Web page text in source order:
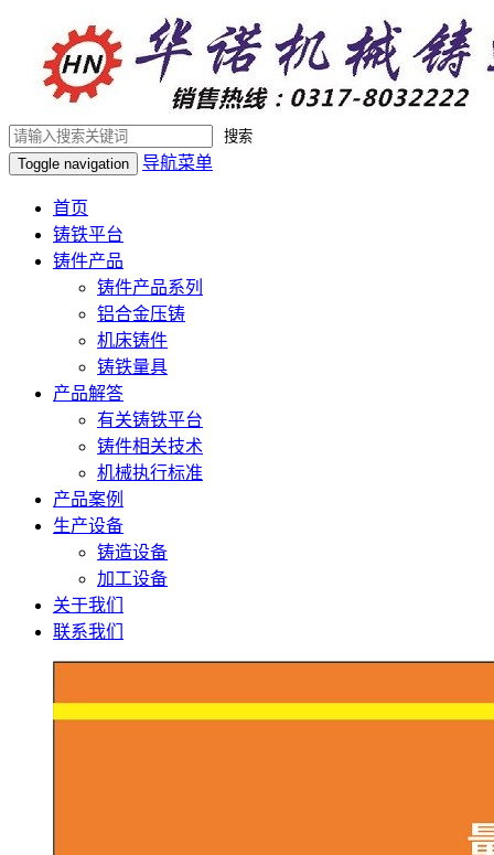
搜索
Toggle navigation
导航菜单
首页
铸铁平台
铸件产品
铸件产品系列
铝合金压铸
机床铸件
铸铁量具
产品解答
有关铸铁平台
铸件相关技术
机械执行标准
产品案例
生产设备
铸造设备
加工设备
关于我们
联系我们